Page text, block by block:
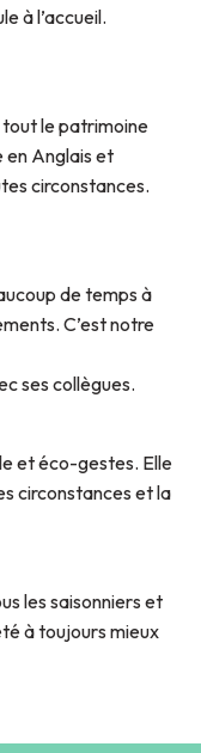
à l’accueil.
tout le patrimoine
en Anglais et
circonstances.
de temps à
C’est notre
ses collègues.
et éco-gestes. Elle
circonstances et la
les saisonniers et
à toujours mieux